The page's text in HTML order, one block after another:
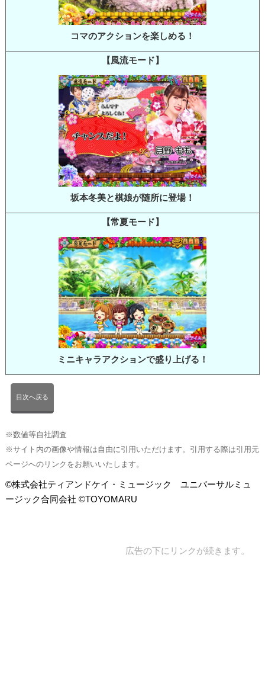
コマのアクションを楽しめる！
【風流モード】
坂本冬美と棋娘が随所に登場！
【常夏モード】
ミニキャラアクションで盛り上げる！
目次へ戻る
※数値等自社調査
※サイト内の画像や情報は自由に引用いただけます。引用する際は引用元
ページへのリンクをお願いいたします。
©株式会社ティアンドケイ・ミュージック ユニバーサルミュ
ージック合同会社 ©TOYOMARU
広告の下にリンクが続きます。